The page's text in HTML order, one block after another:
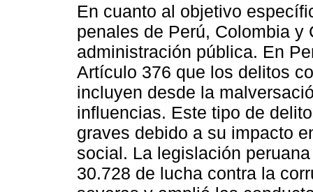
En cuanto al objetivo
penales de Perú, Colombia
administración pública. En
Artículo 376 que los delitos
incluyen desde la
influencias. Este tipo de
graves debido a su impacto
social. La legislación
30.728 de lucha contra la